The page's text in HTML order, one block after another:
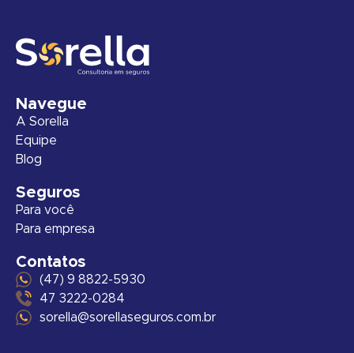
Navegue
A Sorella
Equipe
Blog
Seguros
Para você
Para empresa
Contatos
(47) 9 8822-5930
47 3222-0284
sorella@sorellaseguros.com.br